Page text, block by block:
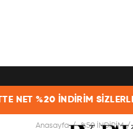
İNDİRİM SİZLERLE •
Anasayfa %50 İNDİRİM